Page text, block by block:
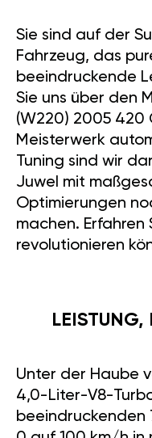
Sie sind auf der
Fahrzeug, das
beeindruckende
Sie uns über den
(W220) 2005 420
Meisterwerk
Tuning sind wir
Juwel mit
Optimierungen
machen. Erfahren
revolutionieren
LEISTUNG,
Unter der Haube
4,0-Liter-V8-
beeindruckenden